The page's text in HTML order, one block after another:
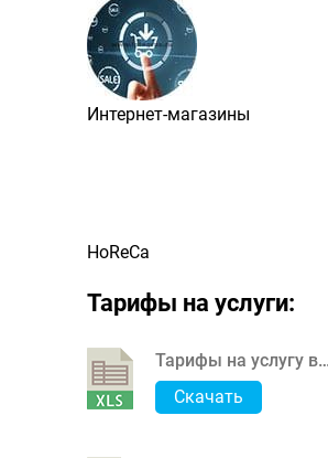
Интернет-магазины
HoReCa
Тарифы на услуги:
Тарифы на услугу
Скачать